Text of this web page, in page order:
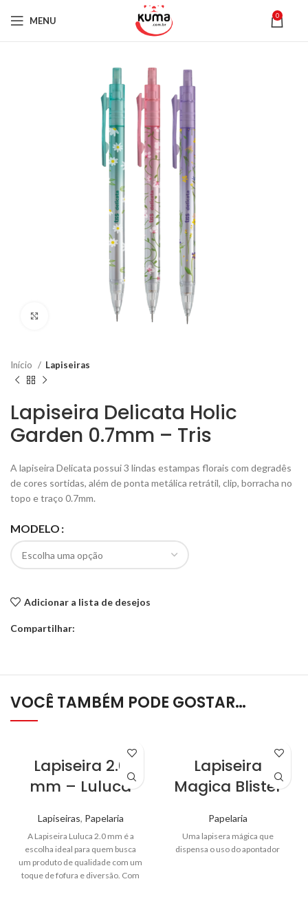
MENU 0
Click to enlarge
Início Lapiseiras
Lapiseira Delicata Holic
Garden 0.7mm – Tris
A lapiseira Delicata possui 3 lindas estampas florais com degradês
de cores sortidas, além de ponta metálica retrátil, clip, borracha no
topo e traço 0.7mm.
MODELO
Adicionar a lista de desejos
Compartilhar:
VOCÊ TAMBÉM PODE GOSTAR…
Lapiseira 2.0
mm – Luluca
Lapiseiras, Papelaria
A Lapiseira Luluca 2.0 mm é a
escolha ideal para quem busca
um produto de qualidade com um
toque de fofura e diversão. Com
Lapiseira
Magica Blister
Papelaria
Uma lapisera mágica que
dispensa o uso do apontador